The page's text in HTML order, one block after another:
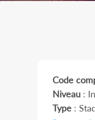
Code
Niveau:
Type: